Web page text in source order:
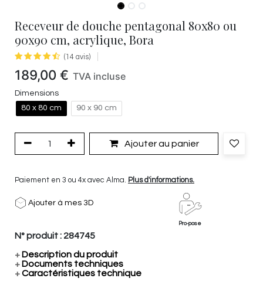
Receveur de douche pentagonal 80x80 ou
90x90 cm, acrylique, Bora
(14 avis)
189,00 € TVA incluse
Dimensions
80 x 80 cm 90 x 90 cm
Ajouter au panier
Paiement en 3 ou 4x avec Alma. Plus d'informations.
Ajouter à mes 3D
Pro-pose
N° produit : 284745
+ Description du produit
+ Documents techniques
+Caractéristiques technique